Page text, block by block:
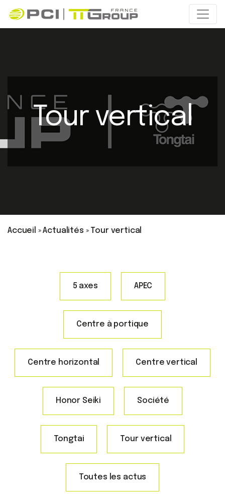
Tour vertical
Accueil »Actualités » Tour vertical
5 axes APEC
Centre à portique
Centre horizontal Centre vertical
Honor Seiki Société
Tongtai Tour vertical
Toutes les actus